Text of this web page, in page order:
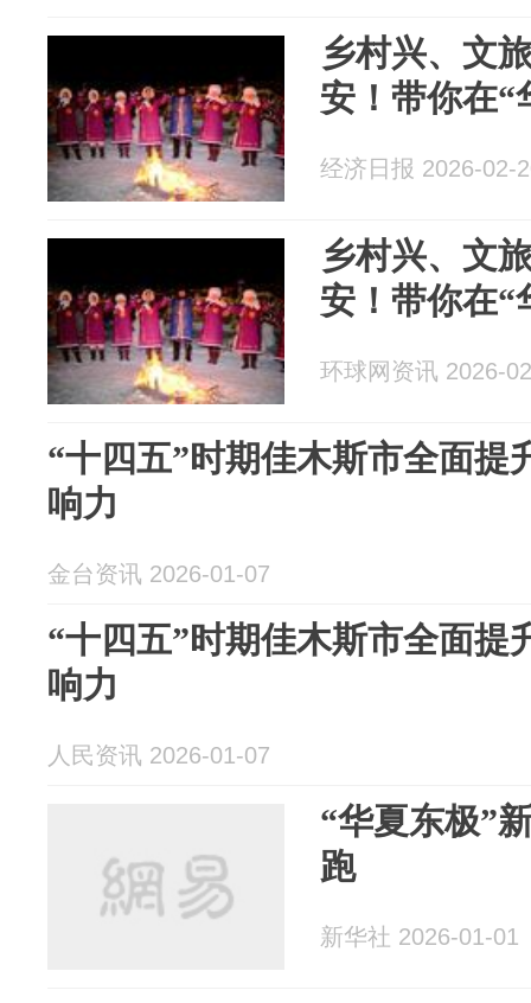
乡村兴、文
安！带你在
经济日报 2026-02-
乡村兴、文
安！带你在
环球网资讯 2026-
“十四五”时期佳木斯市全面提
响力
金台资讯 2026-01-07
“十四五”时期佳木斯市全面提
响力
人民资讯 2026-01-07
“华夏东极”
跑
新华社 2026-01-01